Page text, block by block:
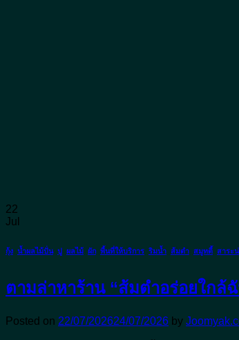
22
Jul
กุ้ง น้ำผลไม้ปั่น, ปู ผลไม้ ผัก พื้นที่ให้บริการ ริมน้ำ ส้มตำ สมูทตี้ สาระ
ตามล่าหาร้าน “ส้มตําอร่อยใกล้
Posted on 22/07/202624/07/2026 by